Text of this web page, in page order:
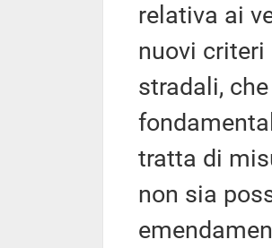
relativa ai
nuovi
stradali,
tratta di
non sia